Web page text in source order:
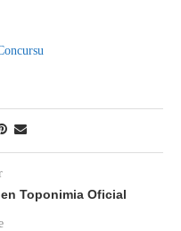
Toponimia Oficial